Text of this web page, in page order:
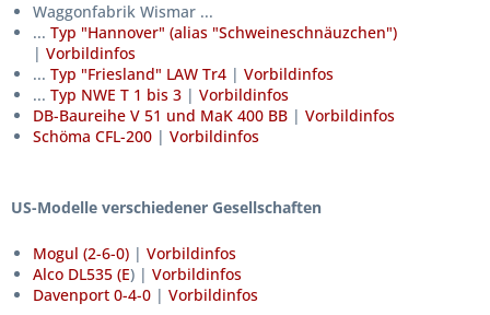
Waggonfabrik Wismar ...
... Typ "Hannover" (alias "Schweineschnäuzchen")
| Vorbildinfos
... Typ "Friesland" LAW Tr4 | Vorbildinfos
... Typ NWE T 1 bis 3 | Vorbildinfos
DB-Baureihe V 51 und MaK 400 BB | Vorbildinfos
Schöma CFL-200 | Vorbildinfos
US-Modelle verschiedener Gesellschaften
Mogul (2-6-0) | Vorbildinfos
Alco DL535 (E) | Vorbildinfos
Davenport 0-4-0 | Vorbildinfos